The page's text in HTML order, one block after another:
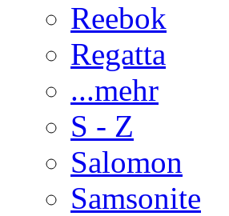
Reebok
Regatta
...mehr
S - Z
Salomon
Samsonite